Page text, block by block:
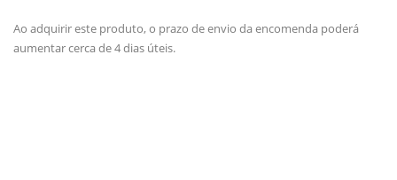
Ao adquirir este produto, o prazo de envio da encomenda poderá
aumentar cerca de 4 dias úteis.